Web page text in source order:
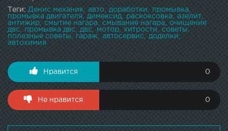
Теги:Денис механик авто доработки
промывка
промывка двигателя
димексид раскоксовка
азелит
антижир
смытие нагара смывание нагара
очищение
двс
промывка двс двс мотор хитрости
советы
полезные советы
гараж автосервис
доделки
автохимия
Нравится 0
Не нравится 0